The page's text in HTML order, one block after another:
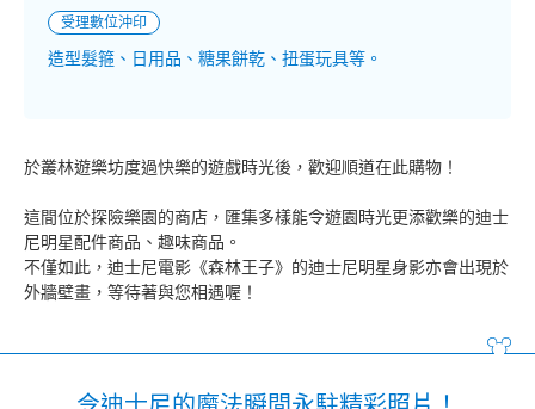
受理數位沖印
造型髮箍、日用品、糖果餅乾、扭蛋玩具等。
於叢林遊樂坊度過快樂的遊戲時光後，歡迎順道在此購物！
這間位於探險樂園的商店，匯集多樣能令遊園時光更添歡樂的迪士
尼明星配件商品、趣味商品。
不僅如此，迪士尼電影《森林王子》的迪士尼明星身影亦會出現於
外牆壁畫，等待著與您相遇喔！